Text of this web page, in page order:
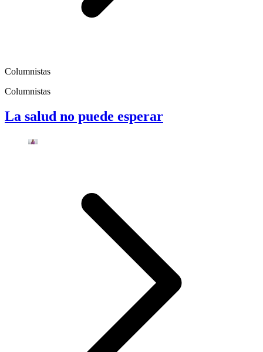
Columnistas
Columnistas
La salud no puede esperar